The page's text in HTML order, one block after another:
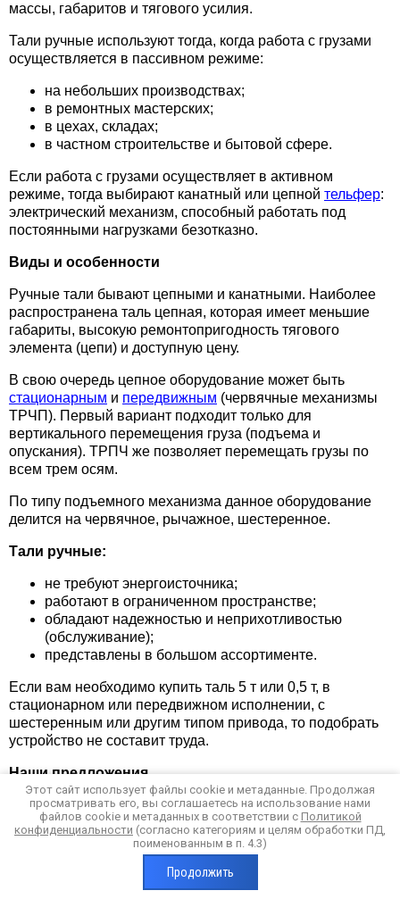
массы, габаритов и тягового усилия.
Тали ручные используют тогда, когда работа с грузами
осуществляется в пассивном режиме:
на небольших производствах;
в ремонтных мастерских;
в цехах, складах;
в частном строительстве и бытовой сфере.
Если работа с грузами осуществляет в активном
режиме, тогда выбирают канатный или цепной тельфер:
электрический механизм, способный работать под
постоянными нагрузками безотказно.
Виды и особенности
Ручные тали бывают цепными и канатными. Наиболее
распространена таль цепная, которая имеет меньшие
габариты, высокую ремонтопригодность тягового
элемента (цепи) и доступную цену.
В свою очередь цепное оборудование может быть
стационарным и передвижным (червячные механизмы
ТРЧП). Первый вариант подходит только для
вертикального перемещения груза (подъема и
опускания). ТРПЧ же позволяет перемещать грузы по
всем трем осям.
По типу подъемного механизма данное оборудование
делится на червячное, рычажное, шестеренное.
Тали ручные:
не требуют энергоисточника;
работают в ограниченном пространстве;
обладают надежностью и неприхотливостью
(обслуживание);
представлены в большом ассортименте.
Если вам необходимо купить таль 5 т или 0,5 т, в
стационарном или передвижном исполнении, с
шестеренным или другим типом привода, то подобрать
устройство не составит труда.
Наши предложения
Обратитесь за покупкой в «Стройтехпарк»: наша
компания поможет купить таль по цене производителя в
широком ассортименте. Мы предлагаем
сертифицированное оборудование производства
и КНР в различных вариантах
комплектации и модификаций.
Этот сайт использует файлы cookie и метаданные. Продолжая
просматривать его, вы соглашаетесь на использование нами
файлов cookie и метаданных в соответствии с Политикой
конфиденциальности (согласно категориям и целям обработки ПД,
поименованным в п. 4.3)
Продолжить